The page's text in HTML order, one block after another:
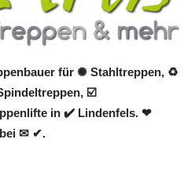
für ✺ Stahltreppen, ♻
☑️
in ✔️ Lindenfels. ❤
✉ ✔.